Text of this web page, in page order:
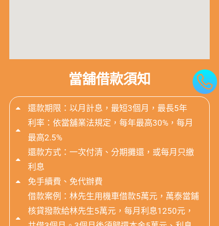
當舖借款須知
還款期限：以月計息，最短3個月，最長5年
利率：依當舖業法規定，每年最高30%，每月
最高2.5%
還款方式：一次付清、分期攤還，或每月只繳
利息
免手續費、免代辦費
借款案例：林先生用機車借款5萬元，萬泰當鋪
核貸撥款給林先生5萬元，每月利息1250元，